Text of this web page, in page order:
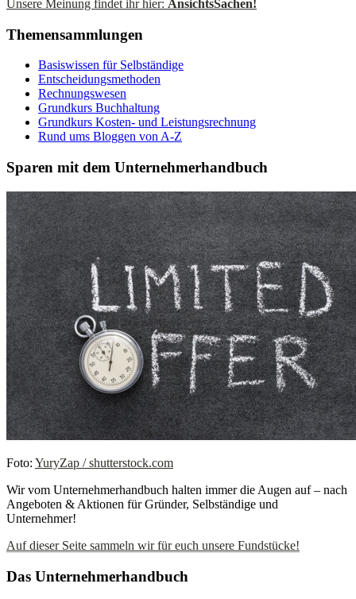
Unsere Meinung findet ihr hier: AnsichtsSachen!
Themensammlungen
Basiswissen für Selbständige
Entscheidungsmethoden
Rechnungswesen
Grundkurs Buchhaltung
Grundkurs Kosten- und Leistungsrechnung
Rund ums Bloggen von A-Z
Sparen mit dem Unternehmerhandbuch
Foto: YuryZap / shutterstock.com
Wir vom Unternehmerhandbuch halten immer die Augen auf – nach
Angeboten & Aktionen für Gründer, Selbständige und
Unternehmer!
Auf dieser Seite sammeln wir für euch unsere Fundstücke!
Das Unternehmerhandbuch